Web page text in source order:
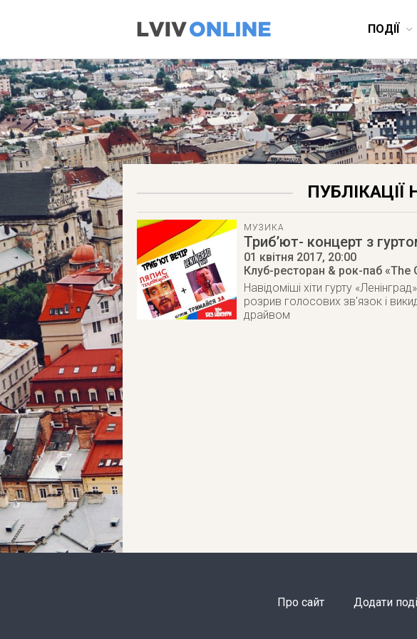
ПОДІЇ
МУЗИКА
Триб’ют- концерт з
01 квітня 2017, 20:00
Клуб-ресторан & рок-паб «The
Навідоміші хіти гурту
розрив голосових зв'язок і
драйвом
Про сайт Додати